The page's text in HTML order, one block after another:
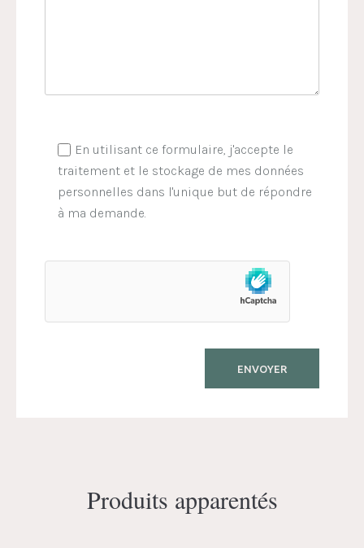
En utilisant ce formulaire, j'accepte le
traitement et le stockage de mes données
personnelles dans l'unique but de répondre
à ma demande.
Produits apparentés